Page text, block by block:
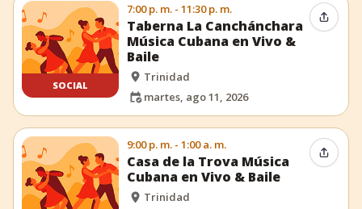
SOCIAL
7:00 p. m. - 11:30 p. m.
Taberna La Canchánchara
Música Cubana en Vivo &
Baile
Trinidad
martes, ago 11, 2026
9:00 p. m. - 1:00 a. m.
Casa de la Trova Música
Cubana en Vivo & Baile
Trinidad